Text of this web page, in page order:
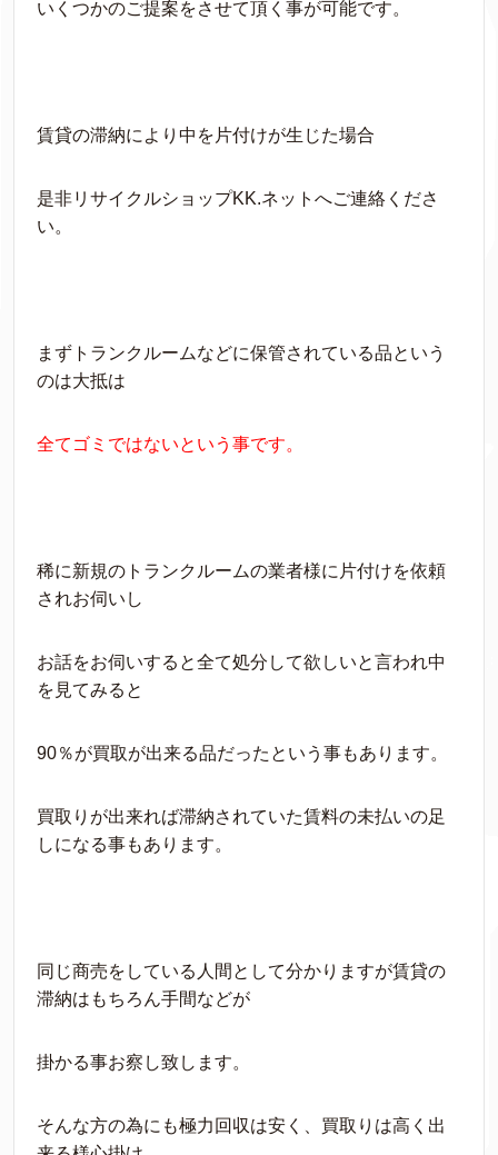
いくつかのご提案をさせて頂く事が可能です。
賃貸の滞納により中を片付けが生じた場合
是非リサイクルショップKK.ネットへご連絡くださ
い。
まずトランクルームなどに保管されている品という
のは大抵は
全てゴミではないという事です。
稀に新規のトランクルームの業者様に片付けを依頼
されお伺いし
お話をお伺いすると全て処分して欲しいと言われ中
を見てみると
90％が買取が出来る品だったという事もあります。
買取りが出来れば滞納されていた賃料の未払いの足
しになる事もあります。
同じ商売をしている人間として分かりますが賃貸の
滞納はもちろん手間などが
掛かる事お察し致します。
そんな方の為にも極力回収は安く、買取りは高く出